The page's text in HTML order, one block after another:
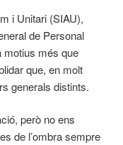
i Unitari (SIAU),
de Personal
motius més que
que, en molt
generals distints.
però no ens
de l’ombra sempre